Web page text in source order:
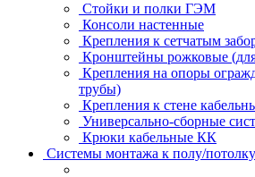
Стойки и полки ГЭМ
Консоли настенные
Крепления к сетчатым
Кронштейны рожковые
Крепления на опоры
трубы)
Крепления к стене
Универсально-сборные
Крюки кабельные КК
Системы монтажа к полу/потолку